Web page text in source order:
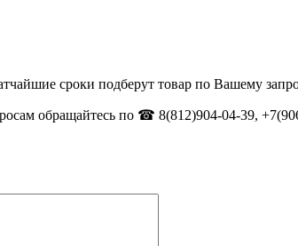
сроки подберут товар по Вашему
обращайтесь по ☎ 8(812)904-04-39,